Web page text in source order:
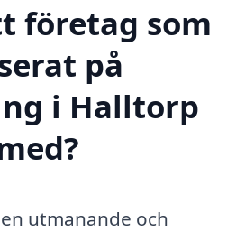
företag som
på
i Halltorp
utmanande och